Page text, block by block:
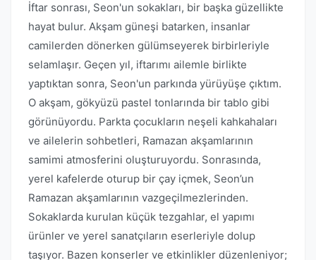
İftar sonrası, Seon'un sokakları, bir başka güzellikte
hayat bulur. Akşam güneşi batarken, insanlar
camilerden dönerken gülümseyerek birbirleriyle
selamlaşır. Geçen yıl, iftarımı ailemle birlikte
yaptıktan sonra, Seon'un parkında yürüyüşe çıktım.
O akşam, gökyüzü pastel tonlarında bir tablo gibi
görünüyordu. Parkta çocukların neşeli kahkahaları
ve ailelerin sohbetleri, Ramazan akşamlarının
samimi atmosferini oluşturuyordu. Sonrasında,
yerel kafelerde oturup bir çay içmek, Seon’un
Ramazan akşamlarının vazgeçilmezlerinden.
Sokaklarda kurulan küçük tezgahlar, el yapımı
ürünler ve yerel sanatçıların eserleriyle dolup
taşıyor. Bazen konserler ve etkinlikler düzenleniyor;